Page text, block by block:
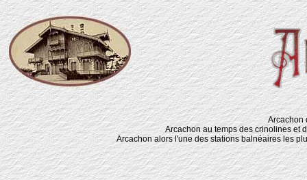
Arcachon
Arcachon au temps des crinolines et
Arcachon alors l'une des stations balnéaires les